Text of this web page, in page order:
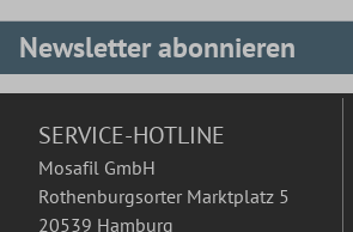
Newsletter abonnieren
SERVICE-HOTLINE
Mosafil GmbH
Rothenburgsorter Marktplatz 5
20539 Hamburg